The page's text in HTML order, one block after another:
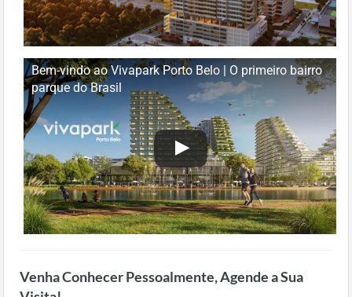
Bem-vindo ao Vivapark Porto Belo | O primeiro bairro
parque do Brasil
Venha Conhecer Pessoalmente, Agende a Sua